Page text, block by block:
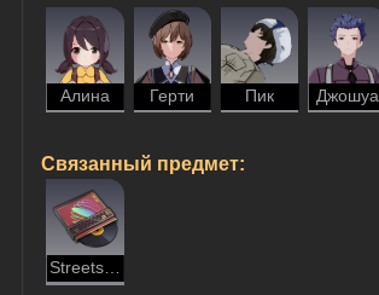
Алина Герти Пик Джошуа
Связанный предмет:
Streets Abuzz